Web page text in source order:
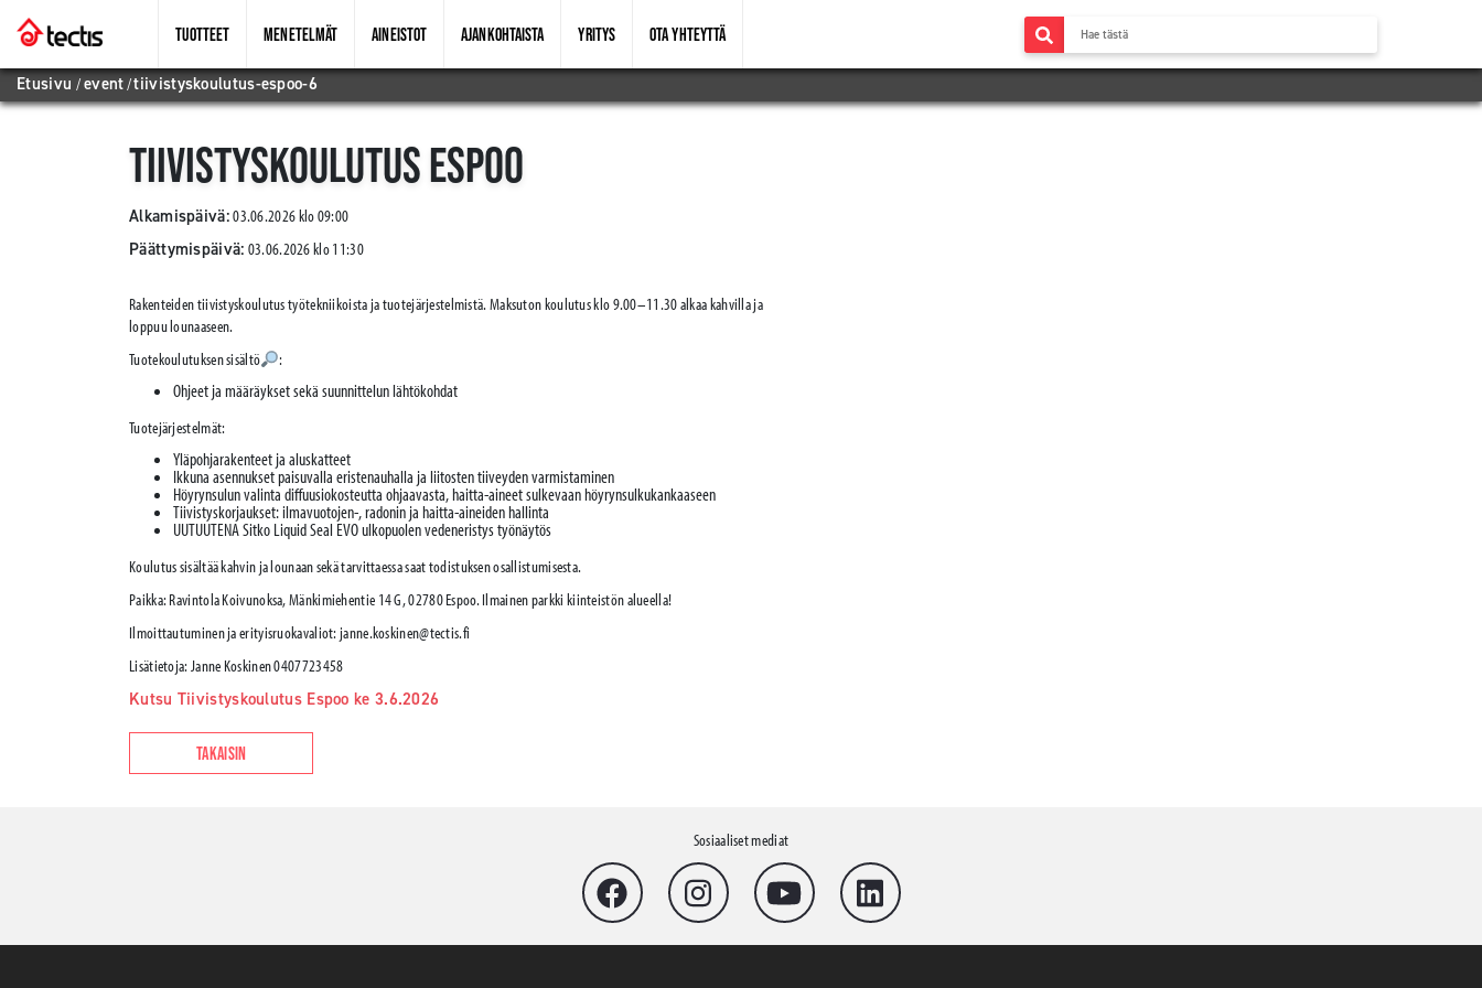
TUOTTEET MENETELMÄT AINEISTOT AJANKOHTAISTA YRITYS OTA YHTEYTTÄ
Etusivu/event/tiivistyskoulutus-espoo-6
TIIVISTYSKOULUTUS ESPOO
Alkamispäivä:03.06.2026 klo 09:00
Päättymispäivä: 03.06.2026 klo 11:30
Rakenteiden tiivistyskoulutus työtekniikoista ja tuotejärjestelmistä. Maksuton koulutus klo 9.00–11.30 alkaa kahvilla ja
loppuu lounaaseen.
Tuotekoulutuksen sisältö
:
Ohjeet ja määräykset sekä suunnittelun lähtökohdat
Tuotejärjestelmät:
Yläpohjarakenteet ja aluskatteet
Ikkuna asennukset paisuvalla eristenauhalla ja liitosten tiiveyden varmistaminen
Höyrynsulun valinta diffuusiokosteutta ohjaavasta, haitta-aineet sulkevaan höyrynsulkukankaaseen
Tiivistyskorjaukset: ilmavuotojen-, radonin ja haitta-aineiden hallinta
UUTUUTENA Sitko Liquid Seal EVO ulkopuolen vedeneristys työnäytös
Koulutus sisältää kahvin ja lounaan sekä tarvittaessa saat todistuksen osallistumisesta.
Paikka: Ravintola Koivunoksa, Mänkimiehentie 14 G, 02780 Espoo. Ilmainen parkki kiinteistön alueella!
Ilmoittautuminen ja erityisruokavaliot: janne.koskinen@tectis.fi
Lisätietoja: Janne Koskinen 0407723458
Kutsu Tiivistyskoulutus Espoo ke 3.6.2026
TAKAISIN
Sosiaaliset mediat